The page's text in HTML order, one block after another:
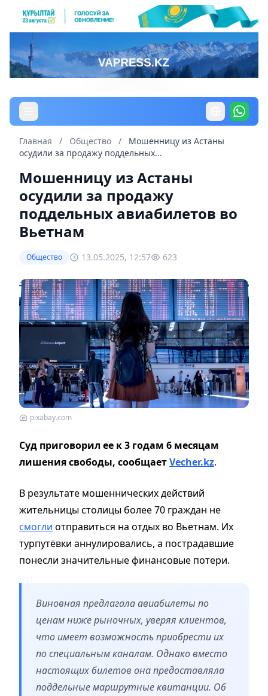
Главная / Общество /
Мошенницу из Астаны
осудили за продажу поддельных...
Мошенницу из Астаны
осудили за продажу
поддельных авиабилетов во
Вьетнам
Общество 13.05.2025, 12:57 623
pixabay.com
Суд приговорил ее к 3 годам 6 месяцам
лишения свободы, сообщаетVecher.kz.
В результате мошеннических действий
жительницы столицы более 70 граждан не
смогли отправиться на отдых во Вьетнам. Их
турпутёвки аннулировались, а пострадавшие
понесли значительные финансовые потери.
Виновная предлагала авиабилеты по
ценам ниже рыночных, уверяя клиентов,
что имеет возможность приобрести их
по специальным каналам. Однако вместо
настоящих билетов она предоставляла
поддельные маршрутные квитанции. Об